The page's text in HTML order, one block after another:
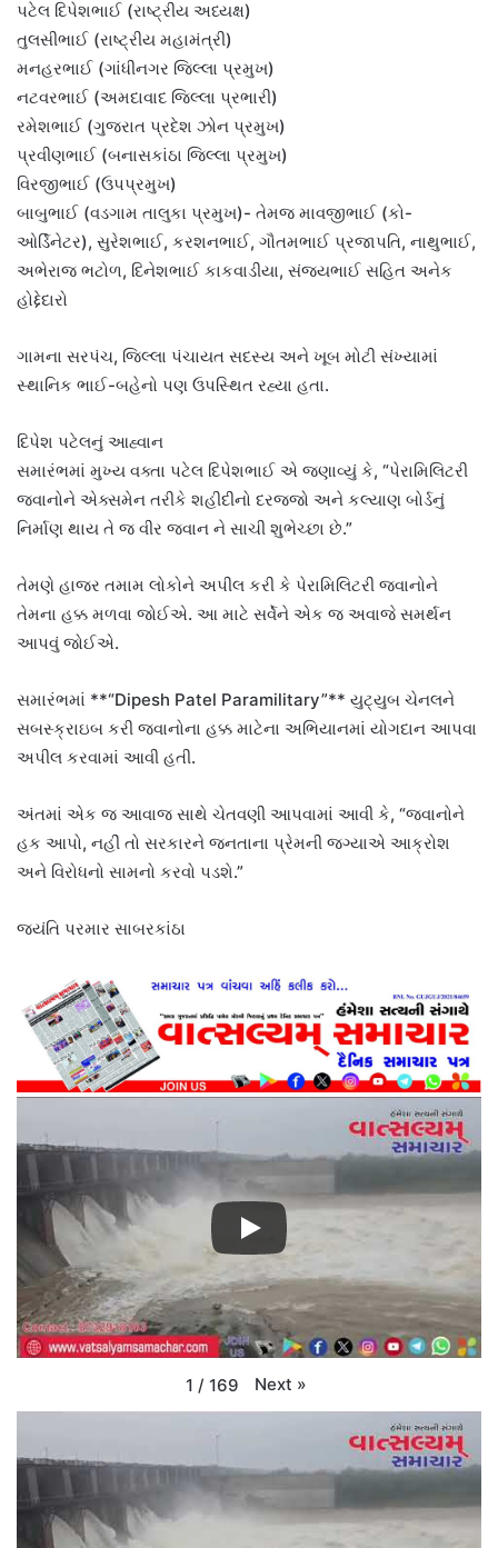
પટેલ દિપેશભાઈ (રાષ્ટ્રીય અધ્યક્ષ)
તુલસીભાઈ (રાષ્ટ્રીય મહામંત્રી)
મનહરભાઈ (ગાંધીનગર જિલ્લા પ્રમુખ)
નટવરભાઈ (અમદાવાદ જિલ્લા પ્રભારી)
રમેશભાઈ (ગુજરાત પ્રદેશ ઝોન પ્રમુખ)
પ્રવીણભાઈ (બનાસકાંઠા જિલ્લા પ્રમુખ)
વિરજીભાઈ (ઉપપ્રમુખ)
બાબુભાઈ (વડગામ તાલુકા પ્રમુખ)- તેમજ માવજીભાઈ (કો-
ઓર્ડિનેટર), સુરેશભાઈ, કરશનભાઈ, ગૌતમભાઈ પ્રજાપતિ, નાથુભાઈ,
અભેરાજ ભટોળ, દિનેશભાઈ કાકવાડીયા, સંજયભાઈ સહિત અનેક
હોદ્દેદારો
ગામના સરપંચ, જિલ્લા પંચાયત સદસ્ય અને ખૂબ મોટી સંખ્યામાં
સ્થાનિક ભાઈ-બહેનો પણ ઉપસ્થિત રહ્યા હતા.
દિપેશ પટેલનું આહ્વાન
સમારંભમાં મુખ્ય વક્તા પટેલ દિપેશભાઈ એ જણાવ્યું કે, “પેરામિલિટરી
જવાનોને એક્સમેન તરીકે શહીદીનો દરજ્જો અને કલ્યાણ બોર્ડનું
નિર્માણ થાય તે જ વીર જવાન ને સાચી શુભેચ્છા છે.”
તેમણે હાજર તમામ લોકોને અપીલ કરી કે પેરામિલિટરી જવાનોને
તેમના હક્ક મળવા જોઈએ. આ માટે સર્વેને એક જ અવાજે સમર્થન
આપવું જોઈએ.
સમારંભમાં **“Dipesh Patel Paramilitary”** યુટ્યુબ ચેનલને
સબસ્ક્રાઇબ કરી જવાનોના હક્ક માટેના અભિયાનમાં યોગદાન આપવા
અપીલ કરવામાં આવી હતી.
અંતમાં એક જ આવાજ સાથે ચેતવણી આપવામાં આવી કે, “જવાનોને
હક આપો, નહીં તો સરકારને જનતાના પ્રેમની જગ્યાએ આક્રોશ
અને વિરોધનો સામનો કરવો પડશે.”
જયંતિ પરમાર સાબરકાંઠા
1 / 169 Next »